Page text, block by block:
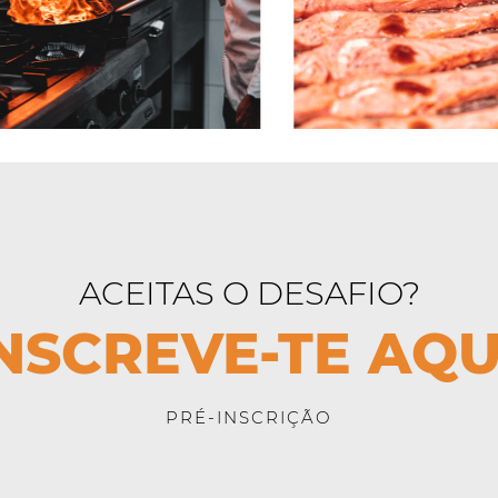
ACEITAS O DESAFIO?
TE
PRÉ-INSCRIÇÃO